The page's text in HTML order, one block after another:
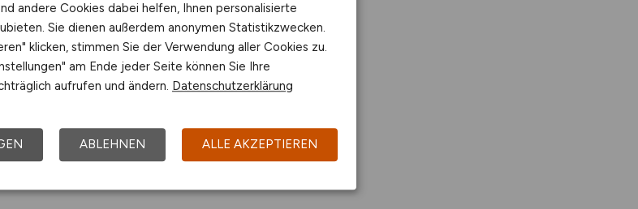
andere Cookies dabei helfen, Ihnen personalisierte
Sie dienen außerdem anonymen Statistikzwecken.
klicken, stimmen Sie der Verwendung aller Cookies zu.
am Ende jeder Seite können Sie Ihre
aufrufen und ändern. Datenschutzerklärung
ABLEHNEN ALLE AKZEPTIEREN